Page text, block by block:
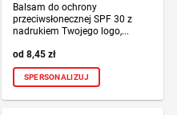
Balsam do ochrony
przeciwsłonecznej SPF 30 z
nadrukiem Twojego logo,...
8,45zł
SPERSONALIZUJ